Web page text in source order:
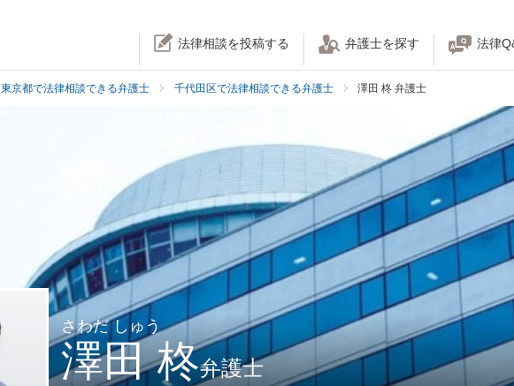
法律相談を投稿する 弁護士を探す 法律
東京都で法律相談できる弁護士 千代田区で法律相談できる弁護士 澤田 柊 弁護士
さわだ しゅう
澤田 柊弁護士